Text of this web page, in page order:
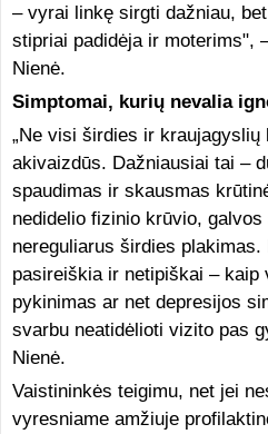
– vyrai linkę sirgti dažniau,
stipriai padidėja ir moterims",
Nienė.
Simptomai, kurių nevalia
„Ne visi širdies ir kraujagyslių
akivaizdūs. Dažniausiai tai –
spaudimas ir skausmas
nedidelio fizinio krūvio,
nereguliarus širdies
pasireiškia ir netipiškai – kaip
pykinimas ar net depresijos
svarbu neatidėlioti vizito pas
Nienė.
Vaistininkės teigimu, net jei
vyresniame amžiuje